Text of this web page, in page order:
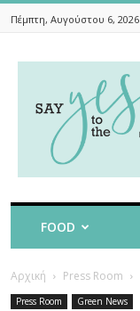
Πέμπτη, Αυγούστου 6, 2026
FOOD
Αρχική Press Room
Press Room Green News